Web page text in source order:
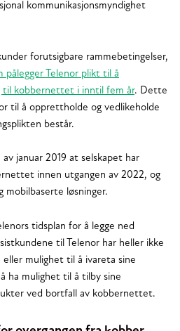
kommunikasjonsmyndighet
forutsigbare rammebetingelser,
Telenor plikt til å
til kobbernettet i inntil fem år. Dette
til å opprettholde og vedlikeholde
består.
januar 2019 at selskapet har
innen utgangen av 2022, og
løsninger.
tidsplan for å legge ned
til Telenor har heller ikke
mulighet til å ivareta sine
ha mulighet til å tilby sine
ved bortfall av kobbernettet.